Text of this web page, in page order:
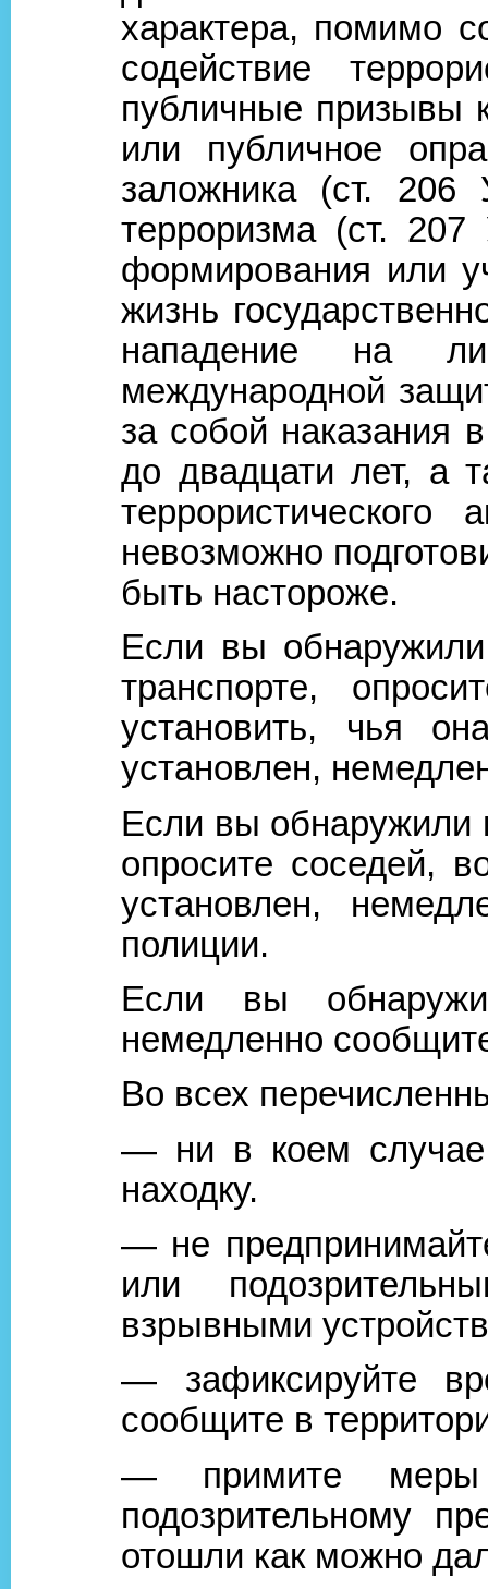
характера, помимо
содействие
публичные призывы
или публичное
заложника (ст.
терроризма (ст. 207
формирования или
жизнь
нападение на
международной
за собой наказания
до двадцати лет, а
невозможно
быть настороже.
Если вы
транспорте,
установить, чья
установлен,
Если вы обнаружили
опросите соседей,
установлен,
полиции.
Если вы
немедленно
Во всех
— ни в коем случае
находку.
— не
или
взрывными
— зафиксируйте
сообщите в
— примите меры
подозрительному
отошли как можно